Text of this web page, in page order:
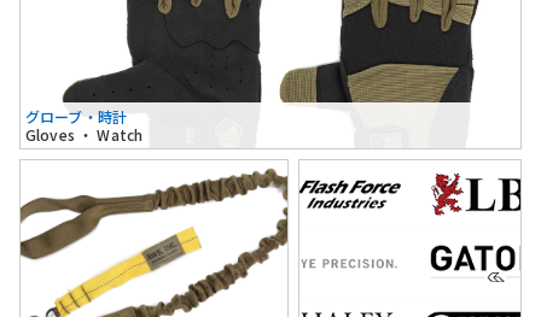
グローブ・時計
Gloves ・ Watch